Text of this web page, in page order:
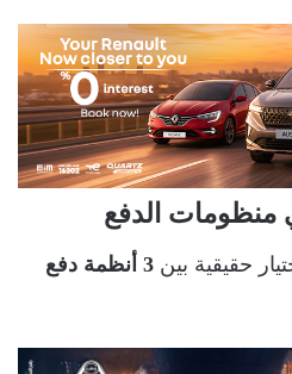
منظومات الدفع
حقيقية بين
3 أنظمة دفع